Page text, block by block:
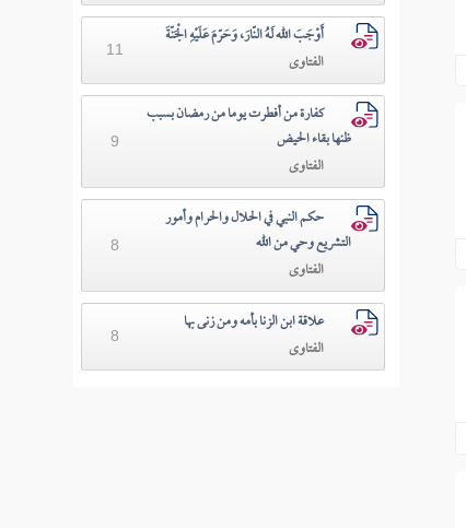
أَوْجَبَ الله لَهُ النّارَ، وَحَرّمَ عَلَيْهِ الْجَنّةَ
الفتاوى
11
كفارة من أفطرت يوما من رمضان بسبب
ظنها بقاء الحيض
الفتاوى
9
حكم النبي في الحلال والحرام وأمور
التشريع وحي من الله
الفتاوى
8
علاقة ابن الزنا بأمه ومن زنى بها
الفتاوى
8